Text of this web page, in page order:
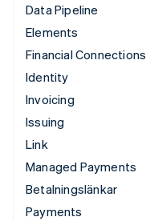
Data Pipeline
Elements
Financial Connections
Identity
Invoicing
Issuing
Link
Managed Payments
Betalningslänkar
Payments